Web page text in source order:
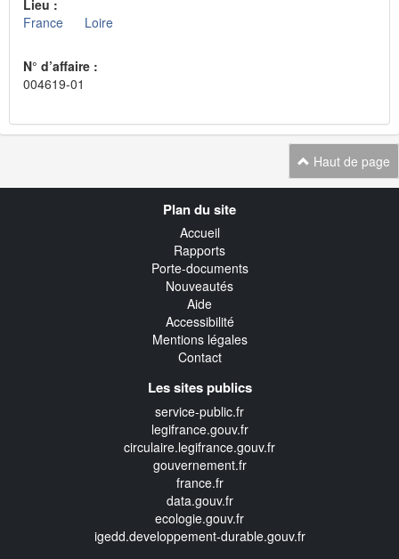
Lieu :
France
Loire
N° d’affaire :
004619-01
Haut de page
Plan du site
Accueil
Rapports
Porte-documents
Nouveautés
Aide
Accessibilité
Mentions légales
Contact
Les sites publics
service-public.fr
legifrance.gouv.fr
circulaire.legifrance.gouv.fr
gouvernement.fr
france.fr
data.gouv.fr
ecologie.gouv.fr
igedd.developpement-durable.gouv.fr